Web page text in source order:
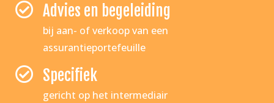
Advies en begeleiding
bij aan- of verkoop van een
assurantieportefeuille
Specifiek
gericht op het intermediair